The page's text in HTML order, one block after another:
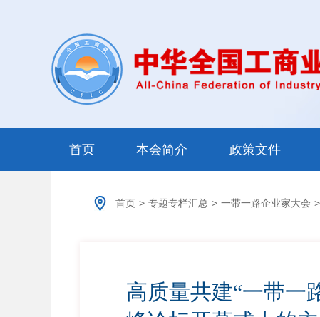
首页 本会简介 政策文件
首页 > 专题专栏汇总 > 一带一路企业家大会 >
高质量共建“一带一